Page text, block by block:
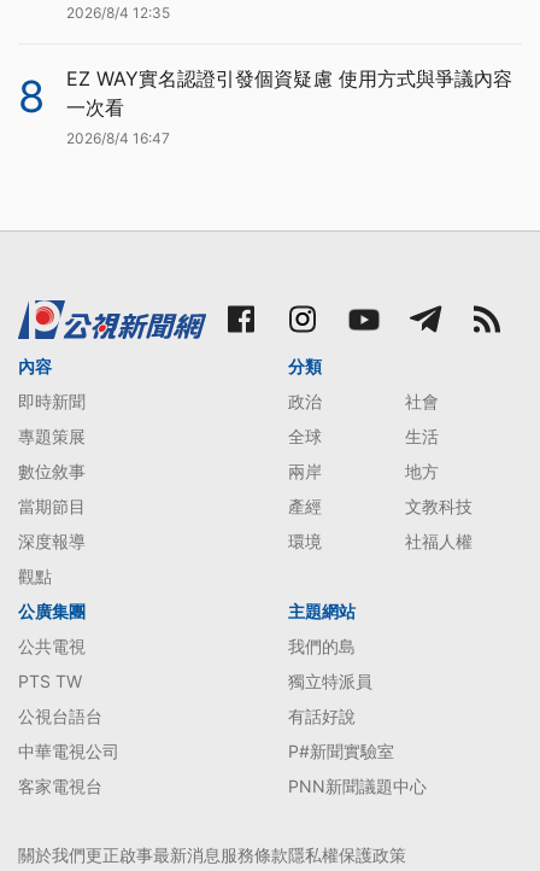
2026/8/4 12:35
8
EZ WAY實名認證引發個資疑慮 使用方式與爭議內容
一次看
2026/8/4 16:47
內容
即時新聞
專題策展
數位敘事
當期節目
深度報導
觀點
分類
政治
社會
全球
生活
兩岸
地方
產經
文教科技
環境
社福人權
公廣集團
公共電視
PTS TW
公視台語台
中華電視公司
客家電視台
主題網站
我們的島
獨立特派員
有話好說
P#新聞實驗室
PNN新聞議題中心
關於我們更正啟事最新消息服務條款隱私權保護政策